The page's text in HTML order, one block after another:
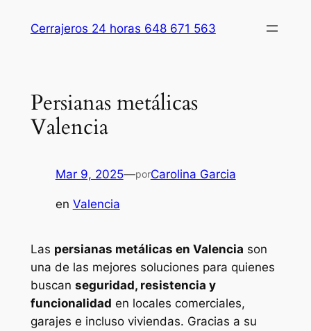
Cerrajeros 24 horas 648 671 563
Persianas metálicas
Valencia
Mar 9, 2025—porCarolina Garcia
en Valencia
Las persianas metálicas en Valencia son
una de las mejores soluciones para quienes
buscan seguridad, resistencia y
funcionalidad en locales comerciales,
garajes e incluso viviendas. Gracias a su